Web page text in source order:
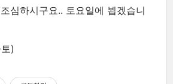
심하시구요.. 토요일에 뵙겠습니
)